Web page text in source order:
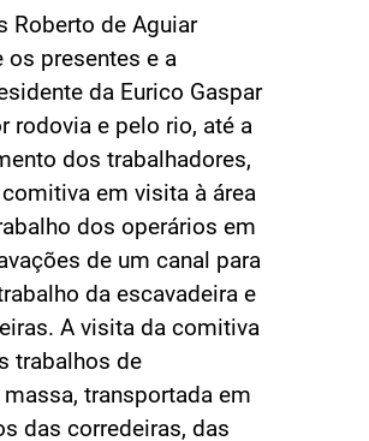
Roberto de Aguiar
os presentes e a
da Eurico Gaspar
rodovia e pelo rio, até a
dos trabalhadores,
em visita à área
dos operários em
de um canal para
da escavadeira e
A visita da comitiva
trabalhos de
transportada em
das corredeiras, das